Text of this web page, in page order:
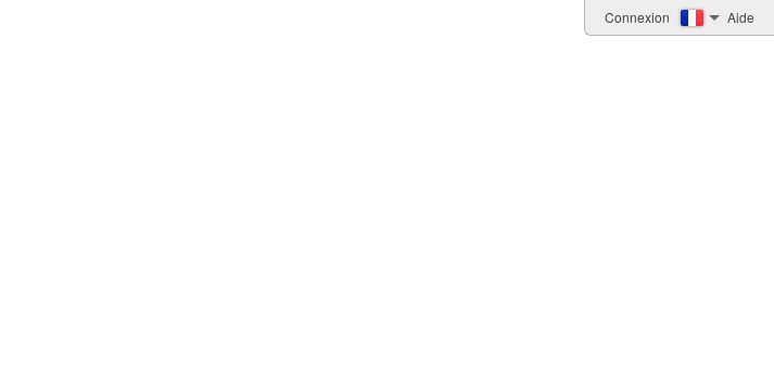
Connexion Aide